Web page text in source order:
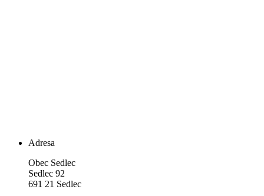
Adresa
Obec Sedlec
Sedlec 92
691 21 Sedlec